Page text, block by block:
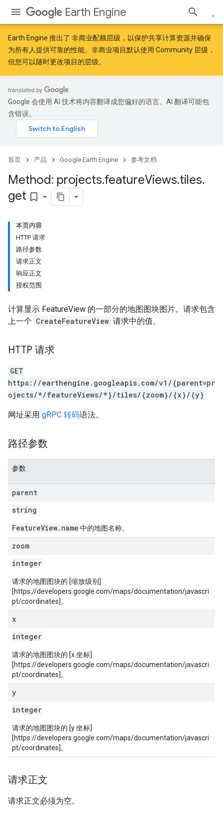
Earth Engine
Earth Engine 推出了 非商业配额层级 ，以保护共享计算资源并确保
为所有人提供可靠的性能。非商业项目默认使用 Community 层级，
但您可以随时更改项目的层级。
Google 会使用 AI 技术将内容翻译成您偏好的语言。AI 翻译可能包
含错误。
首页 产品 Google Earth Engine 参考文档
Method: projects.featureViews.tiles.
get bookmark_border
本页内容
HTTP 请求
路径参数
请求正文
响应正文
授权范围
计算显示 FeatureView 的一部分的地图图块图片。请求包含
上一个 CreateFeatureView 请求中的值。
HTTP 请求
GET
https://earthengine.googleapis.com/v1/{parent=pr
ojects/*/featureViews/*}/tiles/{zoom}/{x}/{y}
网址采用 gRPC 转码语法。
路径参数
参数
parent
string
FeatureView.name 中的地图名称。
zoom
integer
请求的地图图块的 [缩放级别]
[https://developers.google.com/maps/documentation/javascri
pt/coordinates]。
x
integer
请求的地图图块的 [x 坐标]
[https://developers.google.com/maps/documentation/javascri
pt/coordinates]。
y
integer
请求的地图图块的 [y 坐标]
[https://developers.google.com/maps/documentation/javascri
pt/coordinates]。
请求正文
请求正文必须为空。